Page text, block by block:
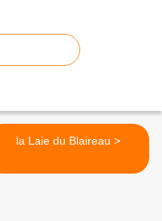
la Laie du Blaireau >